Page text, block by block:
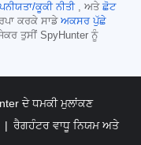
ਕੂਕੀ ਨੀਤੀ , ਅਤੇ ਛੋਟ
ਕਰਕੇ ਸਾਡੇ ਅਕਸਰ ਪੁੱਛੇ
ਤੁਸੀਂ SpyHunter ਨੂੰ
ਦੇ ਧਮਕੀ ਮੁਲਾਂਕਣ
ਰੈਗਹੰਟਰ ਵਾਧੂ ਨਿਯਮ ਅਤੇ